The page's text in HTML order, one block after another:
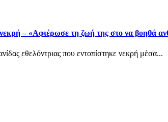
– «Αφιέρωσε τη ζωή της στο να βοηθά
εθελόντριας που εντοπίστηκε νεκρή μέσα...